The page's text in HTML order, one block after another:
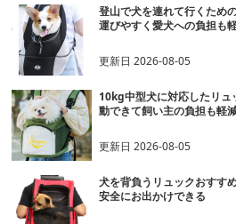
登山で犬を連れて行くため
運びやすく愛犬への負担も
更新日2026-08-05
10kg中型犬に対応したリ
動できて飼い主の負担も軽
更新日2026-08-05
犬を背負うリュックおすす
安全にお出かけできる